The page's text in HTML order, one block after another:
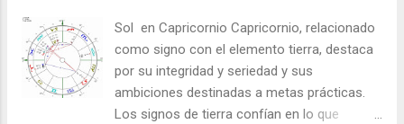
Sol en Capricornio Capricornio, relacionado
como signo con el elemento tierra, destaca
por su integridad y seriedad y sus
ambiciones destinadas a metas prácticas.
Los signos de tierra confían en lo que